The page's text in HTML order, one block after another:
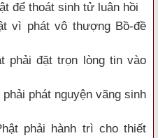
để thoát sinh tử luân hồi
vì phát vô thượng Bồ-đề
phải đặt trọn lòng tin vào
phát nguyện vãng sinh
phải hành trì cho thiết